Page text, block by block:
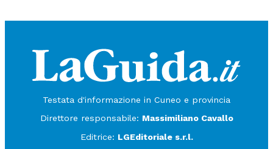
Testata d'informazione in Cuneo e provincia
Direttore responsabile: Massimiliano Cavallo
Editrice: LGEditoriale s.r.l.